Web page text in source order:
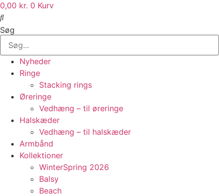
0,00 kr. 0 Kurv
Søg
Nyheder
Ringe
Stacking rings
Øreringe
Vedhæng – til øreringe
Halskæder
Vedhæng – til halskæder
Armbånd
Kollektioner
WinterSpring 2026
Balsy
Beach